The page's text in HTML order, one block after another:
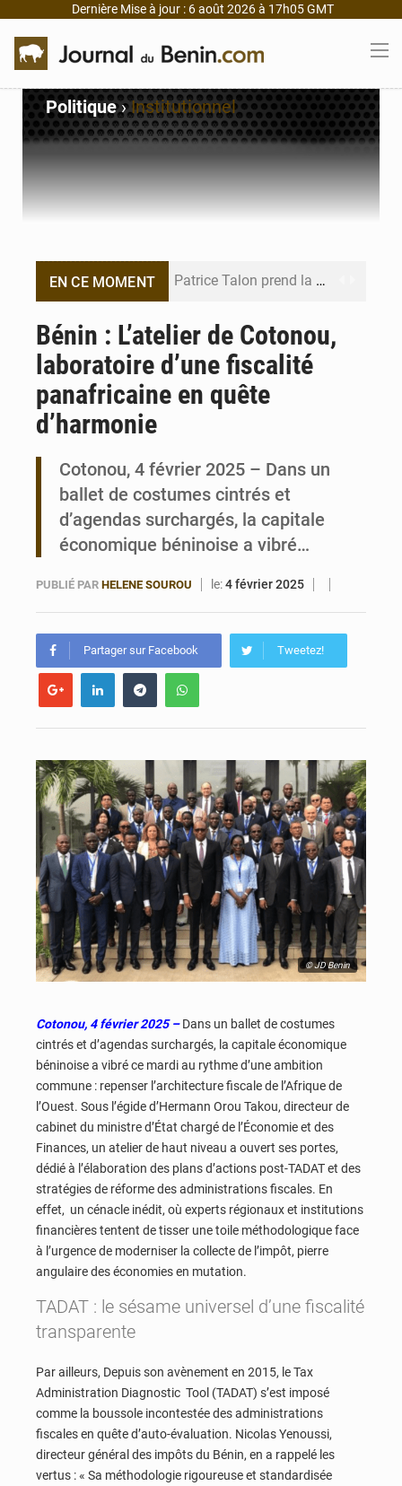
Dernière Mise à jour : 6 août 2026 à 17h05 GMT
Politique›Institutionnel
EN CE MOMENT Patrice Talon prend la tête du premier bureau du Sénat du Bénin
Bénin : L’atelier de Cotonou,
laboratoire d’une fiscalité
panafricaine en quête
d’harmonie
Cotonou, 4 février 2025 – Dans un
ballet de costumes cintrés et
d’agendas surchargés, la capitale
économique béninoise a vibré…
PUBLIÉ PAR HELENE SOUROU le:4 février 2025
Partager sur Facebook Tweetez!
© JD Benin
Cotonou, 4 février 2025 – Dans un ballet de costumes
cintrés et d’agendas surchargés, la capitale économique
béninoise a vibré ce mardi au rythme d’une ambition
commune : repenser l’architecture fiscale de l’Afrique de
l’Ouest. Sous l’égide d’Hermann Orou Takou, directeur de
cabinet du ministre d’État chargé de l’Économie et des
Finances, un atelier de haut niveau a ouvert ses portes,
dédié à l’élaboration des plans d’actions post-TADAT et des
stratégies de réforme des administrations fiscales. En
effet, un cénacle inédit, où experts régionaux et institutions
financières tentent de tisser une toile méthodologique face
à l’urgence de moderniser la collecte de l’impôt, pierre
angulaire des économies en mutation.
TADAT : le sésame universel d’une fiscalité
transparente
Par ailleurs, Depuis son avènement en 2015, le Tax
Administration Diagnostic Tool (TADAT) s’est imposé
comme la boussole incontestée des administrations
fiscales en quête d’auto-évaluation. Nicolas Yenoussi,
directeur général des impôts du Bénin, en a rappelé les
vertus : « Sa méthodologie rigoureuse et standardisée